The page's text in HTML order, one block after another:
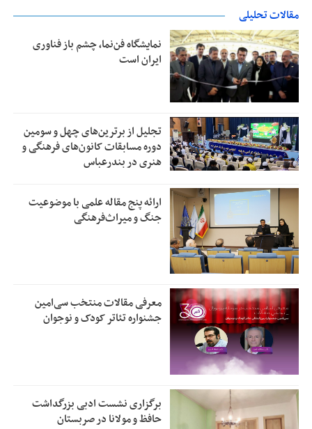
مقالات تحلیلی
نمایشگاه فن‌نما، چشم باز فناوری
ایران است
تجلیل از بر‌ترین‌های چهل و سومین
دوره مسابقات کانون‌های فرهنگی و
هنری در بندرعباس
ارائه پنج مقاله علمی با موضوعیت
جنگ و میراث‌فرهنگی
معرفی مقالات منتخب سی‌امین
جشنواره تئاتر کودک و نوجوان
برگزاری نشست ادبی بزرگداشت
حافظ و مولانا در صربستان